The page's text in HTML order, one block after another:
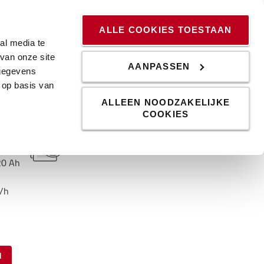
media te
onze site
basis van
ALLE COOKIES TOESTAAN
AANPASSEN
ALLEEN NOODZAKELIJKE
COOKIES
Ah
h
Productspecificaties